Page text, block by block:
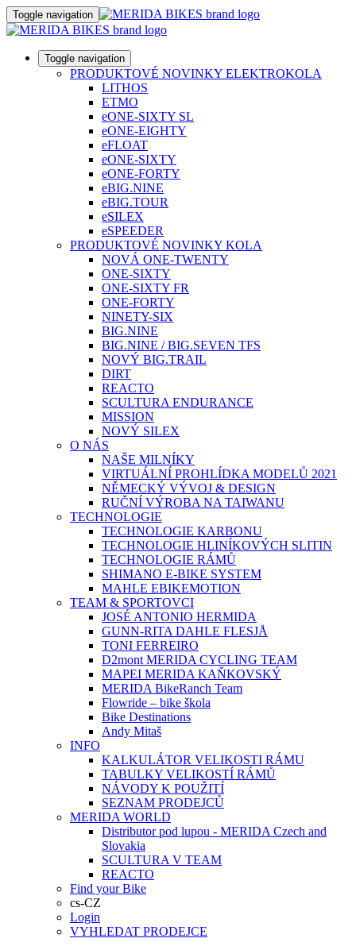
Toggle navigation
Toggle navigation
PRODUKTOVÉ NOVINKY ELEKTROKOLA
LITHOS
ETMO
eONE-SIXTY SL
eONE-EIGHTY
eFLOAT
eONE-SIXTY
eONE-FORTY
eBIG.NINE
eBIG.TOUR
eSILEX
eSPEEDER
PRODUKTOVÉ NOVINKY KOLA
NOVÁ ONE-TWENTY
ONE-SIXTY
ONE-SIXTY FR
ONE-FORTY
NINETY-SIX
BIG.NINE
BIG.NINE / BIG.SEVEN TFS
NOVÝ BIG.TRAIL
DIRT
REACTO
SCULTURA ENDURANCE
MISSION
NOVÝ SILEX
O NÁS
NAŠE MILNÍKY
VIRTUÁLNÍ PROHLÍDKA MODELŮ 2021
NĚMECKÝ VÝVOJ & DESIGN
RUČNÍ VÝROBA NA TAIWANU
TECHNOLOGIE
TECHNOLOGIE KARBONU
TECHNOLOGIE HLINÍKOVÝCH SLITIN
TECHNOLOGIE RÁMŮ
SHIMANO E-BIKE SYSTEM
MAHLE EBIKEMOTION
TEAM & SPORTOVCI
JOSÉ ANTONIO HERMIDA
GUNN-RITA DAHLE FLESJÅ
TONI FERREIRO
D2mont MERIDA CYCLING TEAM
MAPEI MERIDA KAŇKOVSKÝ
MERIDA BikeRanch Team
Flowride – bike škola
Bike Destinations
Andy Mitaš
INFO
KALKULÁTOR VELIKOSTI RÁMU
TABULKY VELIKOSTÍ RÁMŮ
NÁVODY K POUŽITÍ
SEZNAM PRODEJCŮ
MERIDA WORLD
Distributor pod lupou - MERIDA Czech and
Slovakia
SCULTURA V TEAM
REACTO
Find your Bike
cs-CZ
Login
VYHLEDAT PRODEJCE